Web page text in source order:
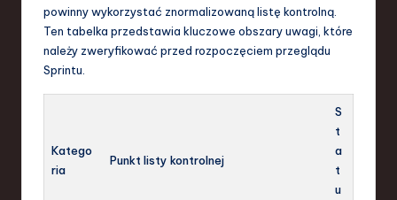
powinny wykorzystać znormalizowaną listę kontrolną.
Ten tabelka przedstawia kluczowe obszary uwagi, które
należy zweryfikować przed rozpoczęciem przeglądu
Sprintu.
Katego
ria
Punkt listy kontrolnej
S
t
a
t
u